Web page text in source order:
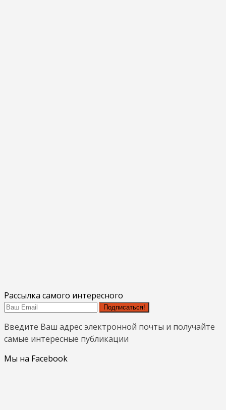
Рассылка самого интересного
Подписаться!
Введите Ваш адрес электронной почты и получайте
самые интересные публикации
Мы на Facebook